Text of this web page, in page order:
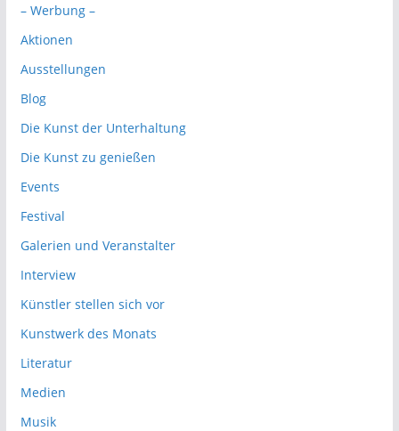
– Werbung –
Aktionen
Ausstellungen
Blog
Die Kunst der Unterhaltung
Die Kunst zu genießen
Events
Festival
Galerien und Veranstalter
Interview
Künstler stellen sich vor
Kunstwerk des Monats
Literatur
Medien
Musik